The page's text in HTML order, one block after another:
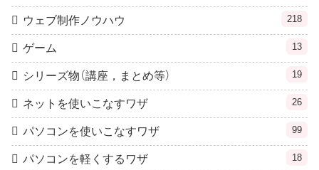
ウェブ制作ノウハウ 218
ゲーム 13
シリーズ物（講座，まとめ等） 19
ネットを使いこなすワザ 26
パソコンを使いこなすワザ 99
パソコンを軽くするワザ 18